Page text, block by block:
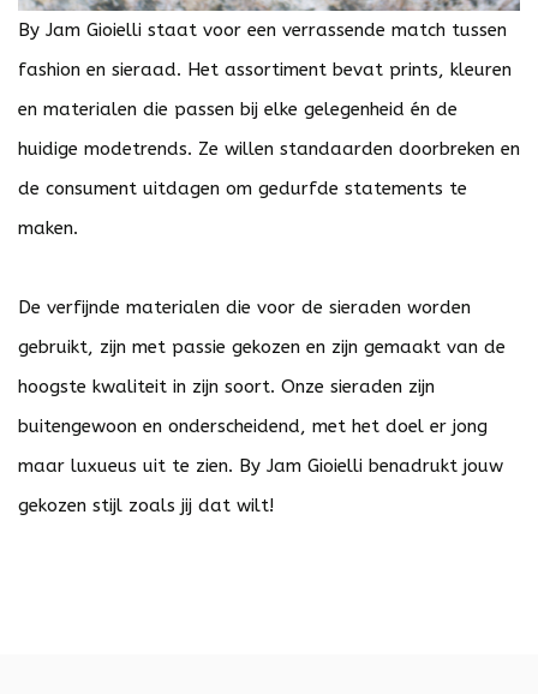
By Jam Gioielli staat voor een verrassende match tussen
fashion en sieraad. Het assortiment bevat prints, kleuren
en materialen die passen bij elke gelegenheid én de
huidige modetrends. Ze willen standaarden doorbreken en
de consument uitdagen om gedurfde statements te
maken.
De verfijnde materialen die voor de sieraden worden
gebruikt, zijn met passie gekozen en zijn gemaakt van de
hoogste kwaliteit in zijn soort. Onze sieraden zijn
buitengewoon en onderscheidend, met het doel er jong
maar luxueus uit te zien. By Jam Gioielli benadrukt jouw
gekozen stijl zoals jij dat wilt!